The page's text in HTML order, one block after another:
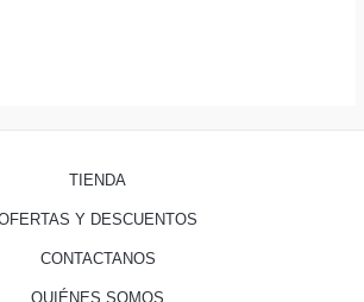
TIENDA
Y DESCUENTOS
CONTACTANOS
QUIÉNES SOMOS